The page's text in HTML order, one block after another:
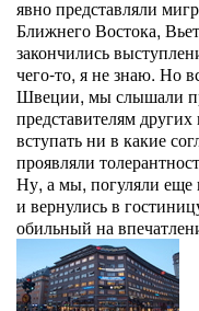
явно представляли
Ближнего Востока,
закончились
чего-то, я не знаю. Но
Швеции, мы слышали
представителям
вступать ни в какие
проявляли
Ну, а мы, погуляли еще
и вернулись в
обильный на